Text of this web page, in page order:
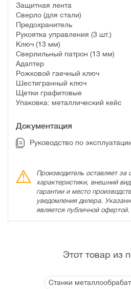
Защитная лента
Сверло (для стали)
Предохранитель
Рукоятка управления (3 шт.)
Ключ (13 мм)
Сверлильный патрон (13 мм)
Адаптер
Рожковой гаечный ключ
Шестигранный ключ
Щетки графитовые
Упаковка: металлический кейс
Документация
Руководство по
Производитель оставляет за
характеристики, внешний
гарантии и место
уведомления дилера.
является публичной офертой.
Этот товар из
Станки